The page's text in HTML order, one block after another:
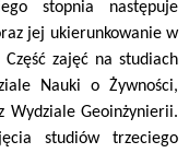
stopnia następuje
jej ukierunkowanie w
zajęć na studiach
Nauki o Żywności,
Wydziale Geoinżynierii.
studiów trzeciego